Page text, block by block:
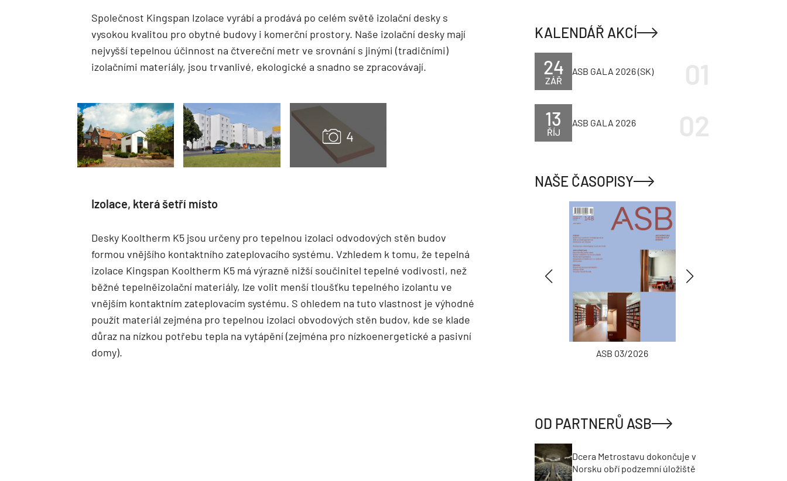
Společnost Kingspan Izolace vyrábí a prodává po celém světě izolační desky s
vysokou kvalitou pro obytné budovy i komerční prostory. Naše izolační desky mají
nejvyšší tepelnou účinnost na čtvereční metr ve srovnání s jinými (tradičními)
izolačními materiály, jsou trvanlivé, ekologické a snadno se zpracovávají.
Izolace, která šetří místo
Desky Kooltherm K5 jsou určeny pro tepelnou izolaci odvodových stěn budov
formou vnějšího kontaktního zateplovacího systému. Vzhledem k tomu, že tepelná
izolace Kingspan Kooltherm K5 má výrazně nižší součinitel tepelné vodivosti, než
běžné tepelněizolační materiály, lze volit menší tloušťku tepelného izolantu ve
vnějším kontaktním zateplovacím systému. S ohledem na tuto vlastnost je výhodné
použít materiál zejména pro tepelnou izolaci obvodových stěn budov, kde se klade
důraz na nízkou potřebu tepla na vytápění (zejména pro nízkoenergetické a pasivní
domy).
KALENDÁŘ AKCÍ
ZÁŘ
24 ASB GALA 2026 (SK)
ŘÍJ
13 ASB GALA 2026
NAŠE ČASOPISY
ASB 03/2026
OD PARTNERŮ ASB
Dcera Metrostavu dokončuje v
Norsku obří podzemní úložiště